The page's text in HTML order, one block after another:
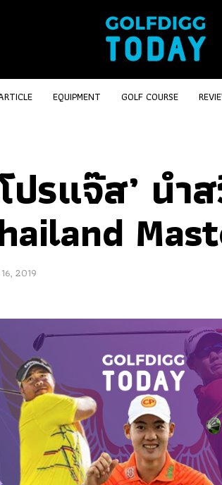
EQUIPMENT GOLF COURSE
ปรแจ๊ส’ น
2019